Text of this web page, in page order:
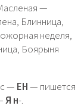
—
Блинница,
неделя,
Боярыня
— ЕН— пишется
Я н-.